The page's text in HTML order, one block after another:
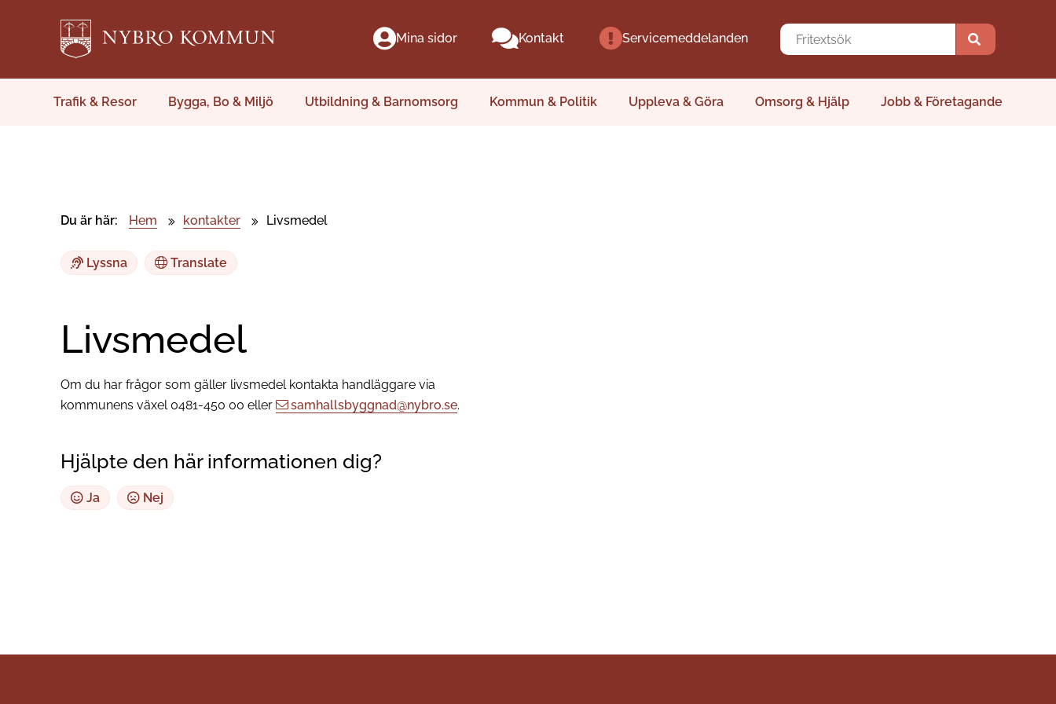
Mina sidor Kontakt Servicemeddelanden
Trafik & Resor Bygga, Bo & Miljö Utbildning & Barnomsorg Kommun & Politik Uppleva & Göra Omsorg & Hjälp Jobb & Företagande
Du är här: Hem kontakter Livsmedel
Lyssna Translate
Livsmedel
Om du har frågor som gäller livsmedel kontakta handläggare via
kommunens växel 0481-450 00 eller
samhallsbyggnad@nybro.se.
Hjälpte den här informationen dig?
Ja Nej